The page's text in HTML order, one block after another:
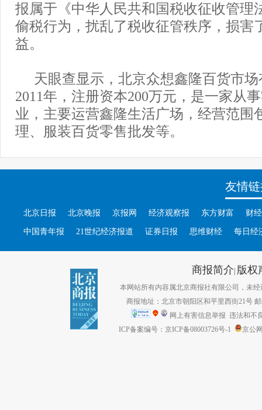
报属于《中华人民共和国税收征收管理
偷税行为，扰乱了税收征管秩序，损害
益。
天眼查显示，北京众想鑫隆百货市
2011年，注册资本200万元，是一家从
业，主要运营鑫隆生活广场，经营范围
理、服装百货零售批发等。
友情
北京日报 北京晚报 京报网 经济观察报 东方财富 财
中国青年报 21世纪经济报道 证券日报 思维财经 每日经
商报简介| 版权
本网站所有内容属北京商报社有限公司，未经
商报地址：北京市朝阳区和平里西街21号
网上有害信息举报 违法和不
ICP备案编号：京ICP备08003726号-1
京公